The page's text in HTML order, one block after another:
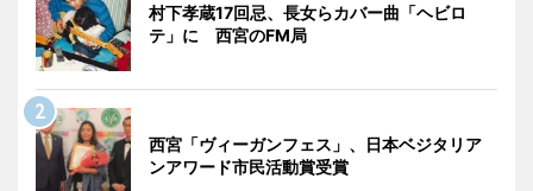
村下孝蔵17回忌、長女らカバー曲「ヘビロ
テ」に 西宮のFM局
西宮「ヴィーガンフェス」、日本ベジタリア
ンアワード市民活動賞受賞